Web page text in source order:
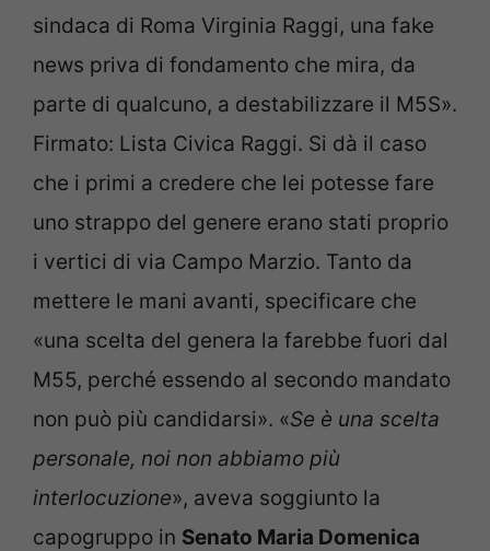
sindaca di Roma Virginia Raggi, una fake
news priva di fondamento che mira, da
parte di qualcuno, a destabilizzare il M5S».
Firmato: Lista Civica Raggi. Si dà il caso
che i primi a credere che lei potesse fare
uno strappo del genere erano stati proprio
i vertici di via Campo Marzio. Tanto da
mettere le mani avanti, specificare che
«una scelta del genera la farebbe fuori dal
M55, perché essendo al secondo mandato
non può più candidarsi». «Se è una scelta
personale, noi non abbiamo più
interlocuzione», aveva soggiunto la
capogruppo in Senato Maria Domenica